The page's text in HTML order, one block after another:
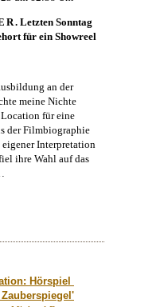
. Letzten Sonntag
für ein Showreel
an der
meine Nichte
für eine
der Filmbiographie
Interpretation
ihre Wahl auf das
Hörspiel